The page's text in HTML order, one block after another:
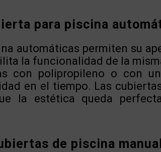
para piscina
automáticas permiten su
la funcionalidad de la
con polipropileno o con
en el tiempo. Las
la estética queda
de piscina